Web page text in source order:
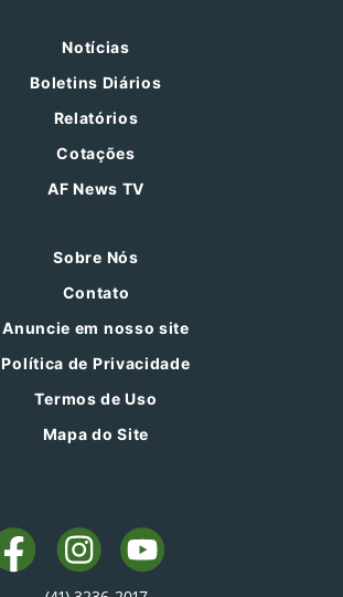
Notícias
Boletins Diários
Relatórios
Cotações
AF News TV
Sobre Nós
Contato
Anuncie em nosso site
Política de Privacidade
Termos de Uso
Mapa do Site